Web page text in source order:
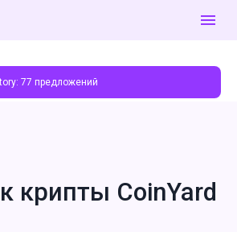
77 предложений
крипты CoinYard